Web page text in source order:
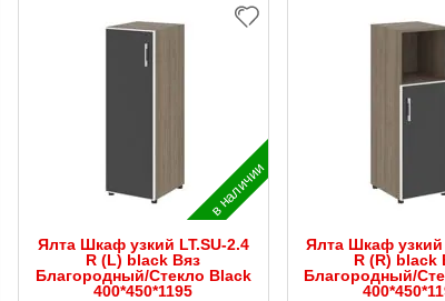
в наличии
Ялта Шкаф узкий LT.SU-2.4
R (L) black Вяз
Благородный/Стекло Black
400*450*1195
Ялта Шкаф узкий
R (R) black
Благородный/